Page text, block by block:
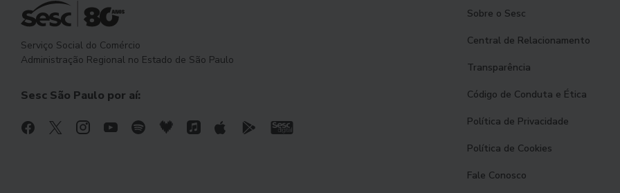
Serviço Social do Comércio
Administração Regional no Estado de São Paulo
Sesc São Paulo por aí:
Sobre o Sesc
Central de Relacionamento
Transparência
Código de Conduta e Ética
Política de Privacidade
Política de Cookies
Fale Conosco